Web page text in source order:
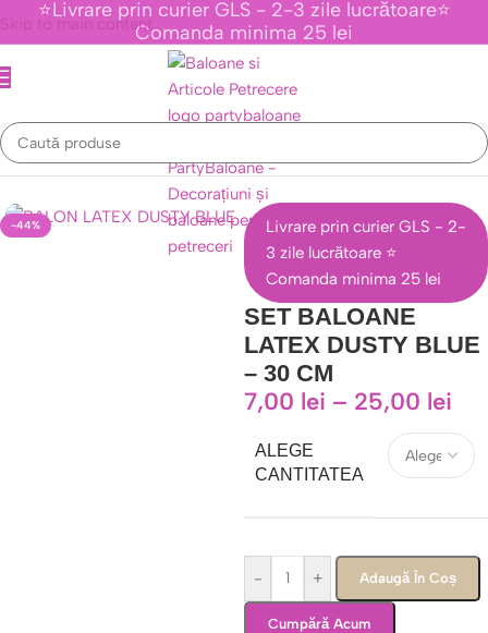
Skip to main content
⭐Livrare prin curier GLS - 2-3 zile lucrătoare⭐
Comanda minima 25 lei
Prima pagină/Baloane Latex/Baloane latex 30 cm
-44%
Livrare prin curier GLS - 2-
3 zile lucrătoare ⭐
Comanda minima 25 lei
SET BALOANE
LATEX DUSTY BLUE
– 30 CM
7,00 lei – 25,00 lei
ALEGE
CANTITATEA
- + Adaugă În Coș
Cumpără Acum